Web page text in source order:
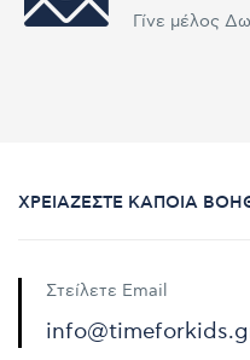
Γίνε μέλος
ΧΡΕΙΆΖΕΣΤΕ ΚΆΠΟΙΑ
Στείλετε Email